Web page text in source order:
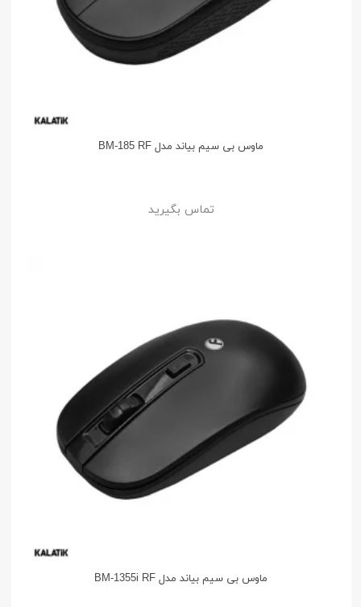
ماوس بی‌ سیم بیاند مدل BM-185 RF
تماس بگیرید
ماوس بی سیم بیاند مدل BM-1355i RF